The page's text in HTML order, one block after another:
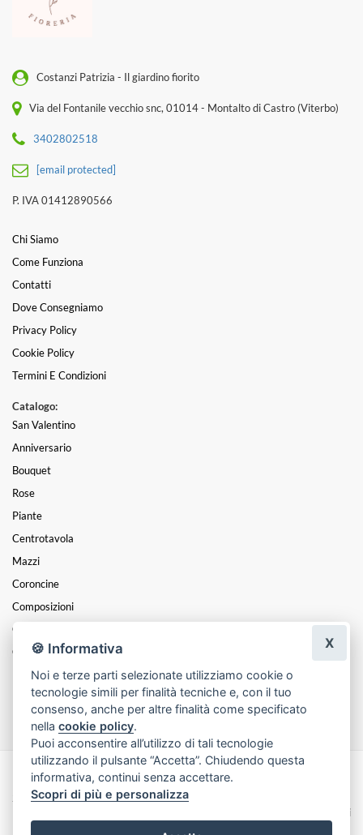
Costanzi Patrizia - Il giardino fiorito
Via del Fontanile vecchio snc, 01014 - Montalto di Castro (Viterbo)
3402802518
[email protected]
P. IVA 01412890566
Chi Siamo
Come Funziona
Contatti
Dove Consegniamo
Privacy Policy
Cookie Policy
Termini E Condizioni
Catalogo:
San Valentino
Anniversario
Bouquet
Rose
Piante
Centrotavola
Mazzi
Coroncine
Composizioni
Cesti
Cuori
Funebre
Festa Della Donna
Made with byInfoser.it- Realizzazione Siti ecommerce per Fioristi
2026
Termini e Condizioni
🍪 Informativa
Noi e terze parti selezionate utilizziamo cookie o
tecnologie simili per finalità tecniche e, con il tuo
consenso, anche per altre finalità come specificato
nellacookie policy.
Puoi acconsentire all’utilizzo di tali tecnologie
utilizzando il pulsante “Accetta”. Chiudendo questa
informativa, continui senza accettare.
Scopri di più e personalizza
X